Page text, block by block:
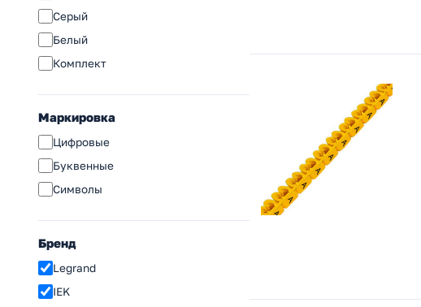
Серый
Белый
Комплект
Маркировка
Цифровые
Буквенные
Символы
Бренд
Legrand
IEK